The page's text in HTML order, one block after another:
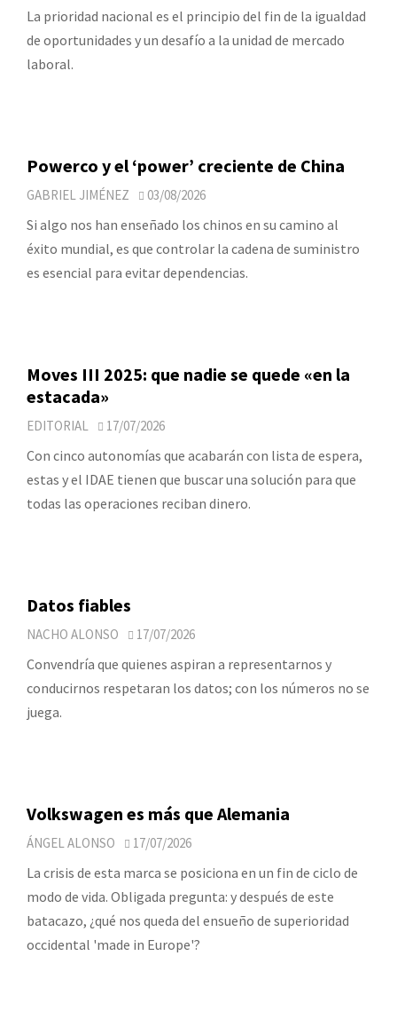
La prioridad nacional es el principio del fin de la igualdad
de oportunidades y un desafío a la unidad de mercado
laboral.
Powerco y el ‘power’ creciente de China
GABRIEL JIMÉNEZ 03/08/2026
Si algo nos han enseñado los chinos en su camino al
éxito mundial, es que controlar la cadena de suministro
es esencial para evitar dependencias.
Moves III 2025: que nadie se quede «en la
estacada»
EDITORIAL 17/07/2026
Con cinco autonomías que acabarán con lista de espera,
estas y el IDAE tienen que buscar una solución para que
todas las operaciones reciban dinero.
Datos fiables
NACHO ALONSO 17/07/2026
Convendría que quienes aspiran a representarnos y
conducirnos respetaran los datos; con los números no se
juega.
Volkswagen es más que Alemania
ÁNGEL ALONSO 17/07/2026
La crisis de esta marca se posiciona en un fin de ciclo de
modo de vida. Obligada pregunta: y después de este
batacazo, ¿qué nos queda del ensueño de superioridad
occidental 'made in Europe'?